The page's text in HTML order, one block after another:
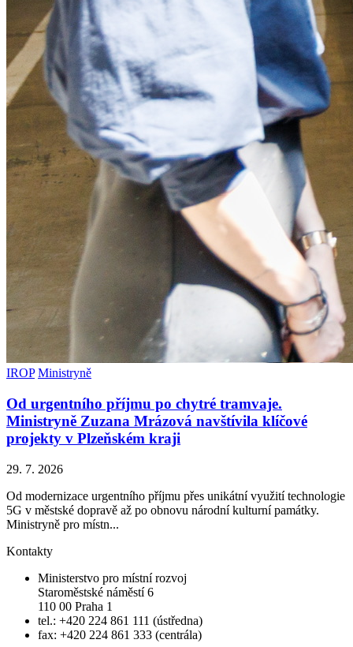
IROP Ministryně
Od urgentního příjmu po chytré tramvaje.
Ministryně Zuzana Mrázová navštívila klíčové
projekty v Plzeňském kraji
29. 7. 2026
Od modernizace urgentního příjmu přes unikátní využití technologie
5G v městské dopravě až po obnovu národní kulturní památky.
Ministryně pro místn...
Kontakty
Ministerstvo pro místní rozvoj
Staroměstské náměstí 6
110 00 Praha 1
tel.: +420 224 861 111 (ústředna)
fax: +420 224 861 333 (centrála)